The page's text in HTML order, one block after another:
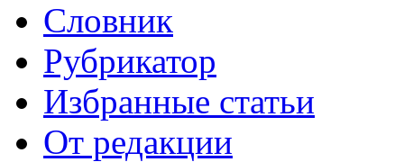
Словник
Рубрикатор
Избранные статьи
От редакции